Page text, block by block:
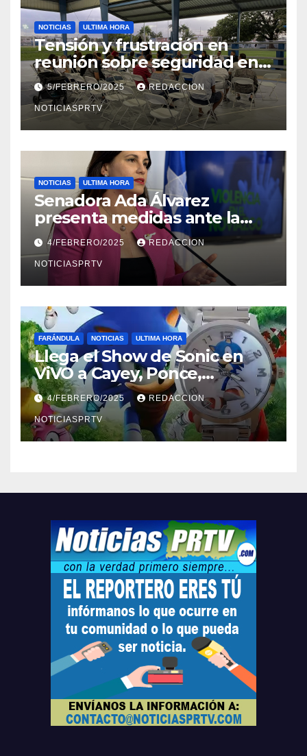
NOTICIAS ULTIMA HORA
Tensión y frustración en
reunión sobre seguridad en
Reparto Metropolitano
5/FEBRERO/2025 REDACCION
NOTICIASPRTV
NOTICIAS ULTIMA HORA
Senadora Ada Álvarez
presenta medidas ante la
violencia en el noviazgo
4/FEBRERO/2025 REDACCION
NOTICIASPRTV
FARÁNDULA NOTICIAS ULTIMA HORA
Llega el Show de Sonic en
ViVO a Cayey, Ponce,
Barceloneta y Humacao,
Relojes gratis para el que
compre ahora….
4/FEBRERO/2025 REDACCION
NOTICIASPRTV